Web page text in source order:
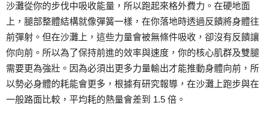
沙灘從你的步伐中吸收能量，所以跑起來格外費力。在硬地面
上，腿部整體結構就像彈簧一樣，在你落地時透過反饋將身體往
前彈射。但在沙灘上，這些力量會被無條件吸收，卻沒有反饋讓
你向前。所以為了保持前進的效率與速度，你的核心肌群及雙腿
需要更為強壯。因為必須出更多力量輸出才能推動身體向前，所
以勢必身體的耗能會更多，根據有研究報導，在沙灘上跑步與在
一般路面比較，平均耗的熱量會差到 1.5 倍。